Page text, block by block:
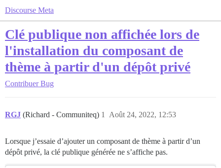
Discourse Meta
Clé publique non affichée lors de
l'installation du composant de
thème à partir d'un dépôt privé
Contribuer Bug
RGJ (Richard - Communiteq) Août 24, 2022, 12:53
1
Lorsque j’essaie d’ajouter un composant de thème à partir d’un
dépôt privé, la clé publique générée ne s’affiche pas.